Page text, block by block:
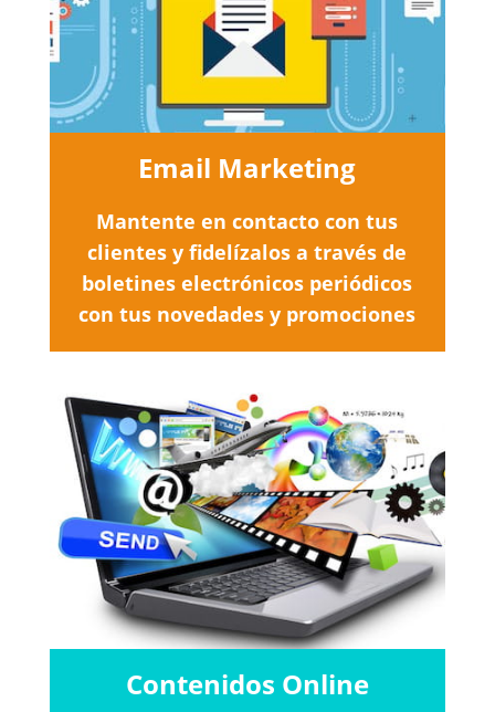
Email Marketing
Mantente en contacto con tus
clientes y fidelízalos a través de
boletines electrónicos periódicos
con tus novedades y promociones
Contenidos Online